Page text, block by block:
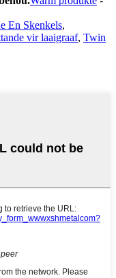
En Skenkels,
vir laaigraaf, Twin